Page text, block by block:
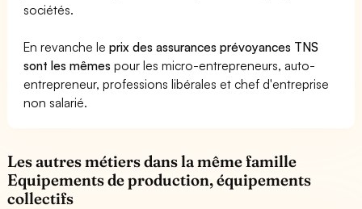
sociétés.
En revanche leprix des assurances prévoyances TNS
sont les mêmes pour les micro-entrepreneurs, auto-
entrepreneur, professions libérales et chef d'entreprise
non salarié.
Les autres métiers dans la même famille
Equipements de production, équipements
collectifs